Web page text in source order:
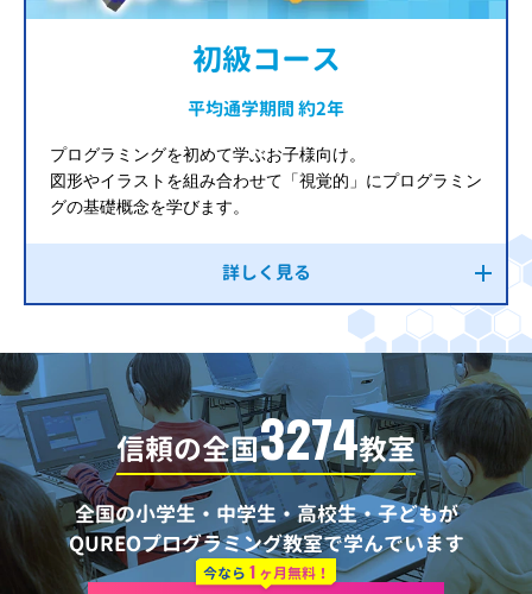
初級コース
平均通学期間 約2年
プログラミングを初めて学ぶお子様向け。
図形やイラストを組み合わせて「視覚的」にプログラミン
グの基礎概念を学びます。
詳しく見る
信頼の全国3274教室
全国の小学生・中学生・高校生・子どもが
QUREOプログラミング教室で学んでいます
今なら 1 ヶ月無料！